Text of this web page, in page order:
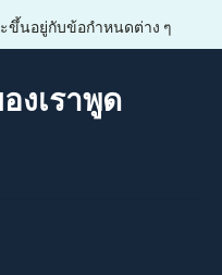
ขึ้นอยู่กับข้อกำหนดต่าง ๆ
งเราพูด